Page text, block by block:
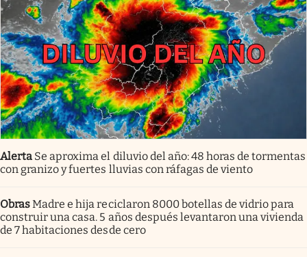
Alerta Se aproxima el diluvio del año: 48 horas de tormentas
con granizo y fuertes lluvias con ráfagas de viento
ObrasMadre e hija reciclaron 8000 botellas de vidrio para
construir una casa. 5 años después levantaron una vivienda
de 7 habitaciones desde cero